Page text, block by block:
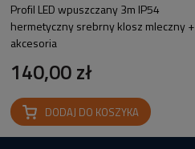
Profil LED wpuszczany 3m IP54
hermetyczny srebrny klosz mleczny +
akcesoria
140,00 zł
DODAJ DO KOSZYKA